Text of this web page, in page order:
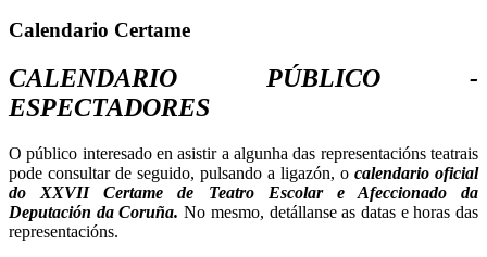
Calendario Certame
CALENDARIO PÚBLICO -
ESPECTADORES
O público interesado en asistir a algunha das representacións teatrais
pode consultar de seguido, pulsando a ligazón, o calendario oficial
do XXVII Certame de Teatro Escolar e Afeccionado da
Deputación da Coruña. No mesmo, detállanse as datas e horas das
representacións.